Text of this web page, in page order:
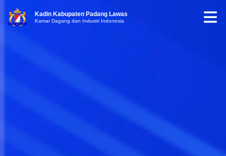
Kadin Kabupaten Padang Lawas
Kamar Dagang dan Industri Indonesia